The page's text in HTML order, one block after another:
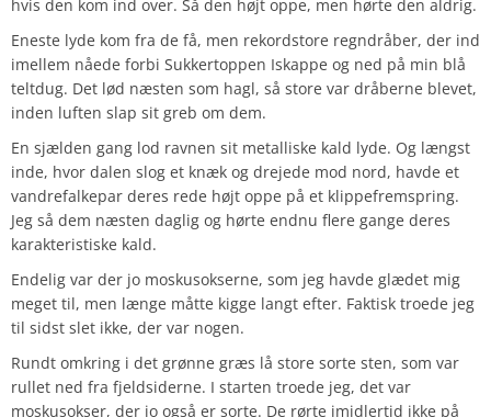
hvis den kom ind over. Så den højt oppe, men hørte den aldrig.
Eneste lyde kom fra de få, men rekordstore regndråber, der ind
imellem nåede forbi Sukkertoppen Iskappe og ned på min blå
teltdug. Det lød næsten som hagl, så store var dråberne blevet,
inden luften slap sit greb om dem.
En sjælden gang lod ravnen sit metalliske kald lyde. Og længst
inde, hvor dalen slog et knæk og drejede mod nord, havde et
vandrefalkepar deres rede højt oppe på et klippefremspring.
Jeg så dem næsten daglig og hørte endnu flere gange deres
karakteristiske kald.
Endelig var der jo moskusokserne, som jeg havde glædet mig
meget til, men længe måtte kigge langt efter. Faktisk troede jeg
til sidst slet ikke, der var nogen.
Rundt omkring i det grønne græs lå store sorte sten, som var
rullet ned fra fjeldsiderne. I starten troede jeg, det var
moskusokser, der jo også er sorte. De rørte imidlertid ikke på